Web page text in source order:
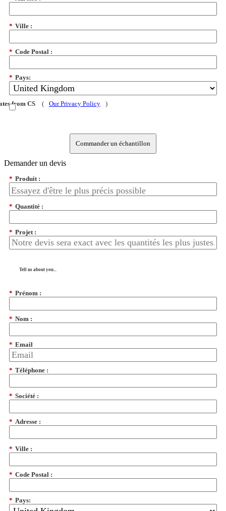
* Ville :
* Code Postal :
* Pays:
from CS ( Our Privacy Policy )
Commander un échantillon
Demander un devis
* Produit :
* Quantité :
* Projet :
Tell us about you...
* Prénom :
* Nom :
* Email
* Téléphone :
* Société :
* Adresse :
* Ville :
* Code Postal :
* Pays: